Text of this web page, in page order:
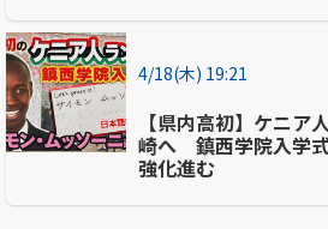
4/18(木) 19:21
【県内高初】ケニア
崎へ 鎮西学院入学
強化進む